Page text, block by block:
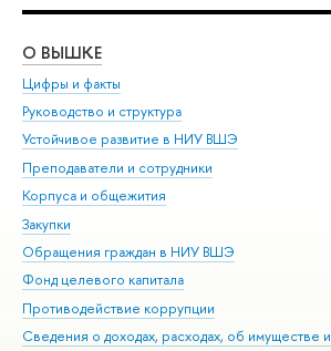
О ВЫШКЕ
Цифры и факты
Руководство и структура
Устойчивое развитие в НИУ ВШЭ
Преподаватели и сотрудники
Корпуса и общежития
Закупки
Обращения граждан в НИУ ВШЭ
Фонд целевого капитала
Противодействие коррупции
Сведения о доходах, расходах, об имуществе и